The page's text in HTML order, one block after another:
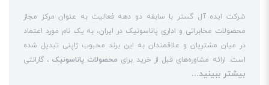
شرکت ایده آل گستر با سابقه دو دهه فعالیت به عنوان مرکز مجاز
محصولات مخابراتی و اداری پاناسونیک در ایران، به یک نام مورد اعتماد
در میان مشتریان و علاقمندان به این برند محبوب ژاپنی تبدیل شده
است. ارائه مشاوره‌های قبل از خرید برایمحصولات پاناسونیک، گارانتی
18 ماهه معتبر و شرکتی برای کلیه محصولات عرضه شده و تعهد کامل
بیشتر ببینید...